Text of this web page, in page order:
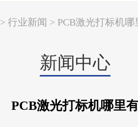
>行业新闻 > PCB激光打标机哪
新闻中心
PCB激光打标机哪里